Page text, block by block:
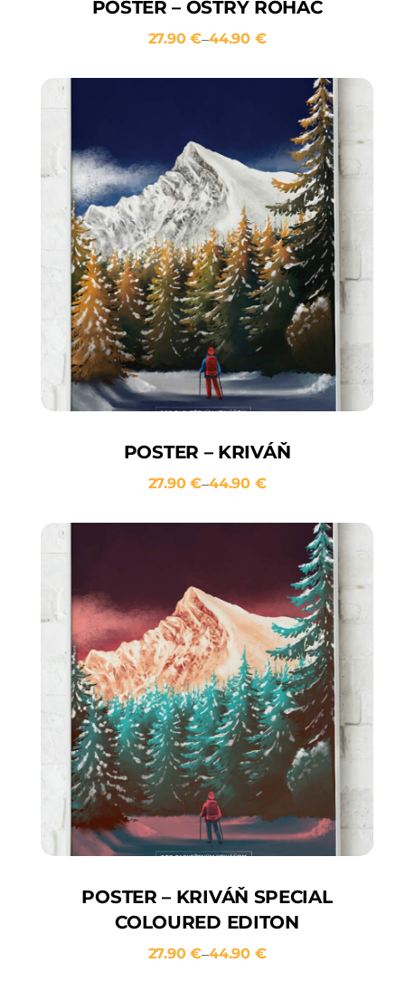
POSTER – OSTRÝ ROHÁČ
27.90€–44.90 €
POSTER – KRIVÁŇ
27.90€–44.90 €
POSTER – KRIVÁŇ SPECIAL
COLOURED EDITON
27.90€–44.90 €